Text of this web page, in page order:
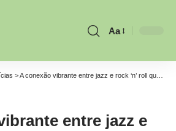
Font
Aa
>A conexão vibrante entre jazz e rock ‘n’ roll que você não conhecia
entre jazz e